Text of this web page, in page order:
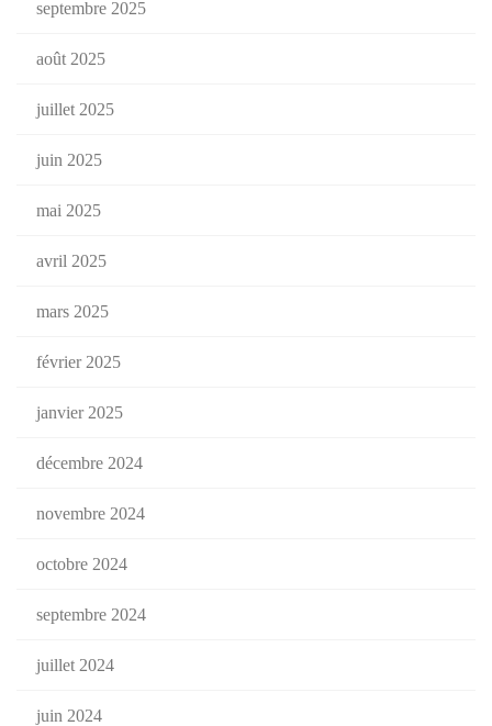
septembre 2025
août 2025
juillet 2025
juin 2025
mai 2025
avril 2025
mars 2025
février 2025
janvier 2025
décembre 2024
novembre 2024
octobre 2024
septembre 2024
juillet 2024
juin 2024